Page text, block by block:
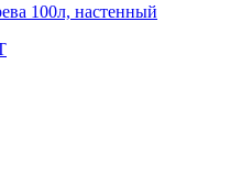
100л, настенный